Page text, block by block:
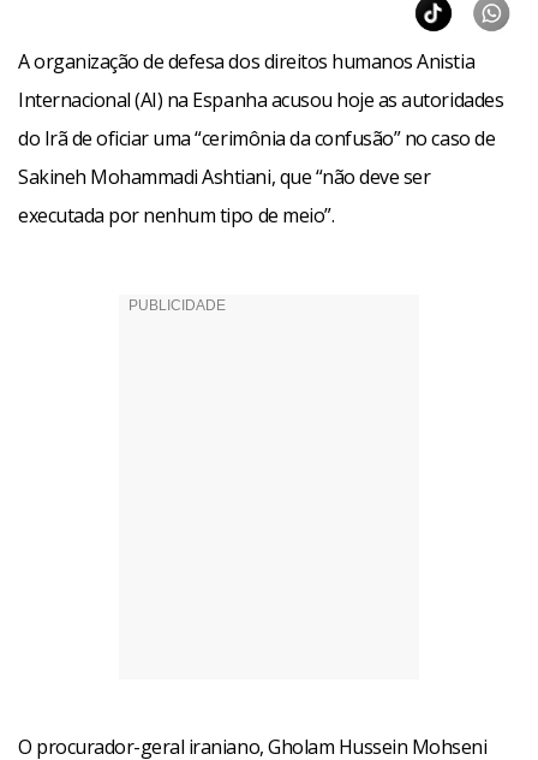
A organização de defesa dos direitos humanos Anistia
Internacional (AI) na Espanha acusou hoje as autoridades
do Irã de oficiar uma “cerimônia da confusão” no caso de
Sakineh Mohammadi Ashtiani, que “não deve ser
executada por nenhum tipo de meio”.
O procurador-geral iraniano, Gholam Hussein Mohseni